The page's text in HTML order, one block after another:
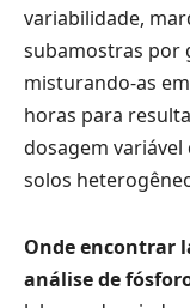
variabilidade,
subamostras por
misturando-as
horas para
dosagem variável
solos
Onde encontrar
análise de